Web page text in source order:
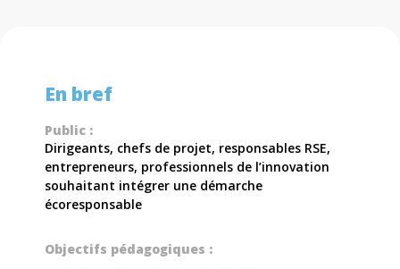
En bref
Public :
Dirigeants, chefs de projet, responsables RSE,
entrepreneurs, professionnels de l’innovation
souhaitant intégrer une démarche
écoresponsable
Objectifs pédagogiques :